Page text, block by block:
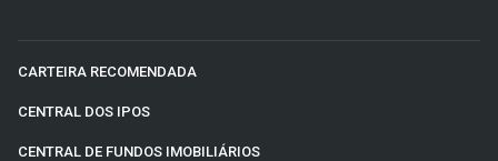
CARTEIRA RECOMENDADA
CENTRAL DOS IPOS
CENTRAL DE FUNDOS IMOBILIÁRIOS